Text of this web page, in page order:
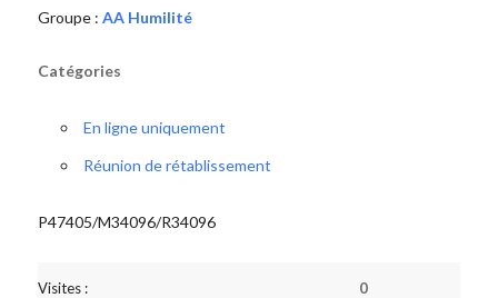
Groupe : AA Humilité
Catégories
En ligne uniquement
Réunion de rétablissement
P47405/M34096/R34096
Visites : 0